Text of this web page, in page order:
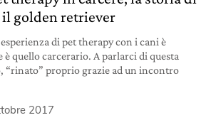
il golden retriever
di pet therapy con i cani è
quello carcerario. A parlarci di questa
“rinato” proprio grazie ad un incontro
2017